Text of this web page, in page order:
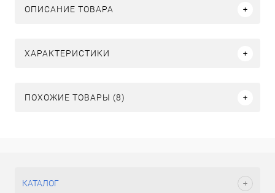
ОПИСАНИЕ ТОВАРА
ХАРАКТЕРИСТИКИ
ПОХОЖИЕ ТОВАРЫ (8)
КАТАЛОГ